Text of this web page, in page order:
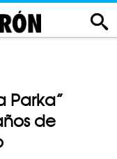
Parka”
de